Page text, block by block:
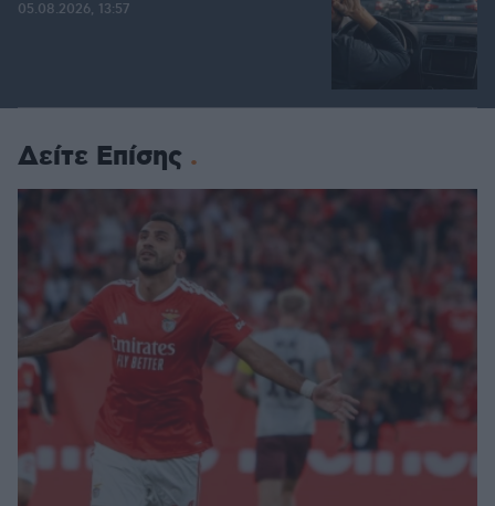
05.08.2026, 13:57
Δείτε Επίσης